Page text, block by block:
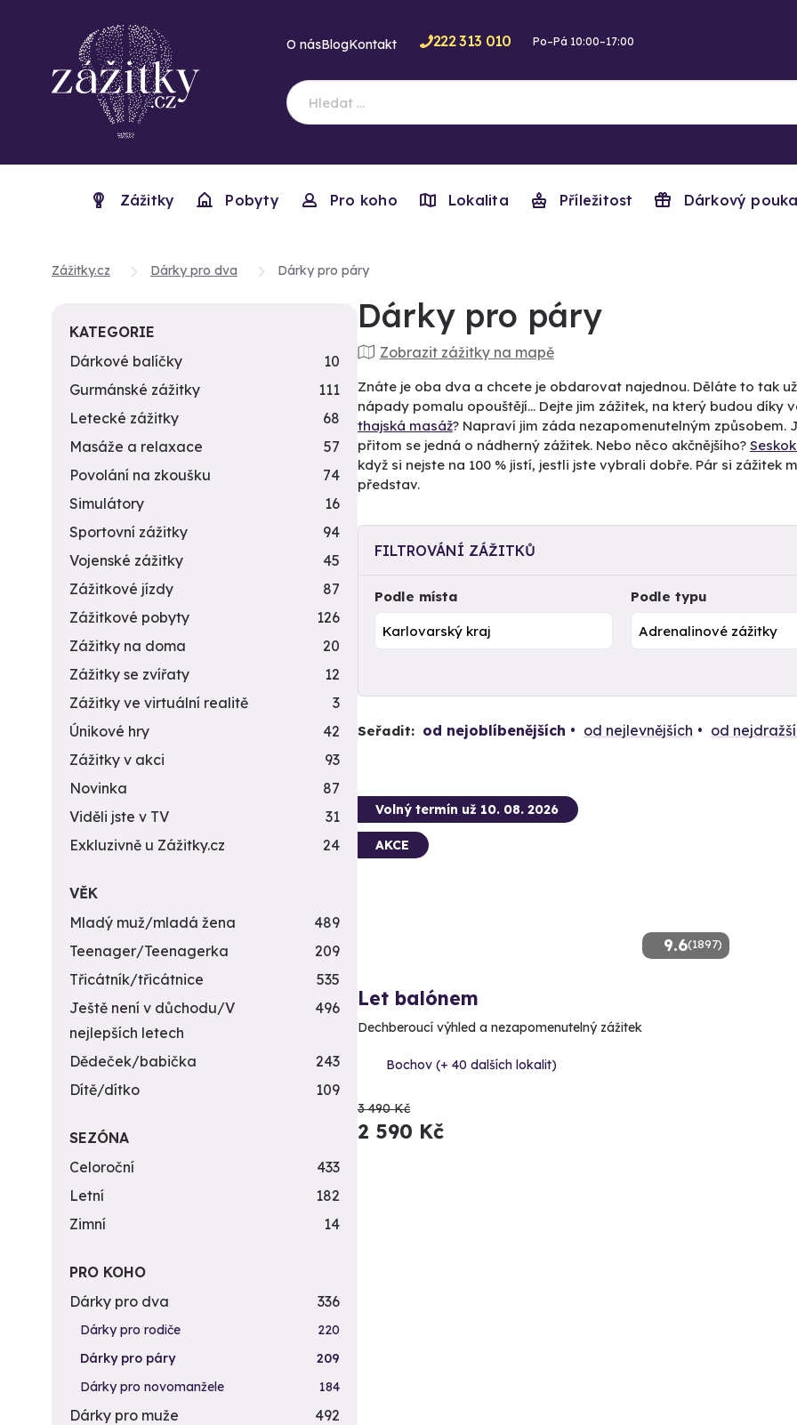
O násBlogKontakt 222 313 010 Po–Pá 10:00–17:00
Zážitky Pobyty Pro koho Lokalita Příležitost Dárkový
Zážitky.cz Dárky pro dva Dárky pro páry
Dárky pro páry
Zobrazit zážitky na mapě
Znáte je oba dva a chcete je obdarovat najednou. Děláte to tak
nápady pomalu opouštějí... Dejte jim zážitek, na který budou díky
thajská masáž? Napraví jim záda nezapomenutelným způsobem.
přitom se jedná o nádherný zážitek. Nebo něco akčnějšího?
když si nejste na 100 % jistí, jestli jste vybrali dobře. Pár si zážitek
představ.
FILTROVÁNÍ ZÁŽITKŮ
Podle místa Podle typu
Seřadit: od nejoblíbenějších od nejlevnějších od
9.6(1897)
Volný termín už 10. 08. 2026
AKCE
Let balónem
Dechberoucí výhled a nezapomenutelný zážitek
Bochov (+ 40 dalších lokalit)
3 490 Kč
2 590 Kč
KATEGORIE
Dárkové balíčky
10
Gurmánské zážitky
111
Letecké zážitky
68
Masáže a relaxace
57
Povolání na zkoušku
74
Simulátory
16
Sportovní zážitky
94
Vojenské zážitky
45
Zážitkové jízdy
87
Zážitkové pobyty
126
Zážitky na doma
20
Zážitky se zvířaty
12
Zážitky ve virtuální realitě
3
Únikové hry
42
Zážitky v akci
93
Novinka
87
Viděli jste v TV
31
Exkluzivně u Zážitky.cz
24
VĚK
Mladý muž/mladá žena
489
Teenager/Teenagerka
209
Třicátník/třicátnice
535
Ještě není v důchodu/V
nejlepších letech
496
Dědeček/babička
243
Dítě/dítko
109
SEZÓNA
Celoroční
433
Letní
182
Zimní
14
PRO KOHO
Dárky pro dva
336
Dárky pro rodiče
220
Dárky pro páry
209
Dárky pro novomanžele
184
Dárky pro muže
492